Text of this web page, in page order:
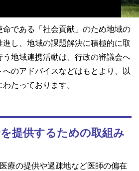
である「社会貢献」のため地域の
し、地域の課題解決に積極的に取
う地域連携活動は、行政の審議会へ
のアドバイスなどはもとより、以
たっております。
提供するための取組み
療の提供や過疎地など医師の偏在